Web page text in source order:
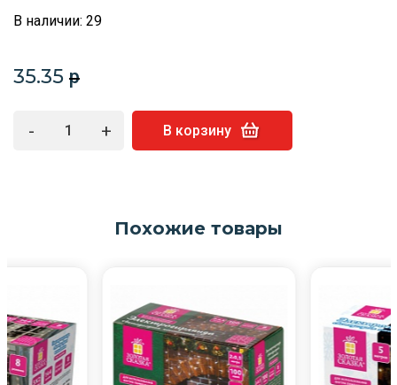
В наличии: 29
35.35 p
- + В корзину
Похожие товары